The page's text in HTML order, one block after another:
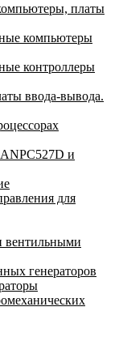
платы
компьютеры
контроллеры
ввода-вывода.
и
для
вентильными
генераторов